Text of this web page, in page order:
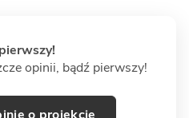
opinii, bądź pierwszy!